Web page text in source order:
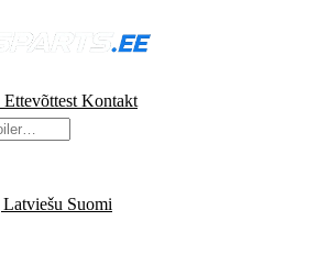
Ettevõttest Kontakt
Latviešu Suomi